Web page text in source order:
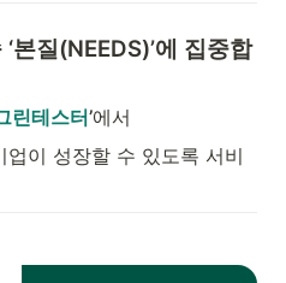
본질(NEEDS)’에 집중합
린테스터’에서
이 성장할 수 있도록 서비